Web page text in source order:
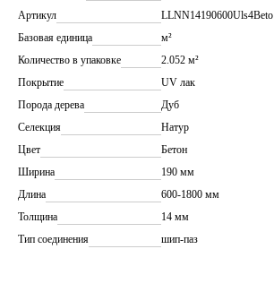
Артикул
LLNN14190600Uls4Beto
Базовая единица
м²
Количество в упаковке
2.052 м²
Покрытие
UV лак
Порода дерева
Дуб
Селекция
Натур
Цвет
Бетон
Ширина
190 мм
Длина
600-1800 мм
Толщина
14 мм
Тип соединения
шип-паз